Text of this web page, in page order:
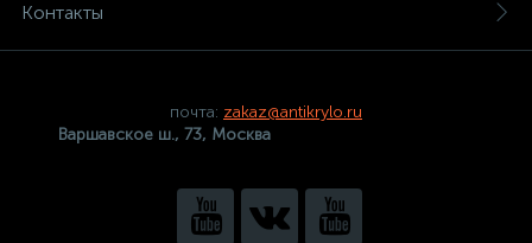
Контакты
почта: zakaz@antikrylo.ru
Варшавское ш., 73, Москва